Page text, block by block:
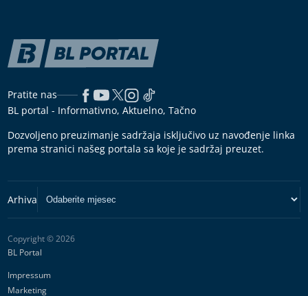
Pratite nas
BL portal - Informativno, Aktuelno, Tačno
Dozvoljeno preuzimanje sadržaja isključivo uz navođenje linka
prema stranici našeg portala sa koje je sadržaj preuzet.
Copyright © 2026
BL Portal
Impressum
Marketing